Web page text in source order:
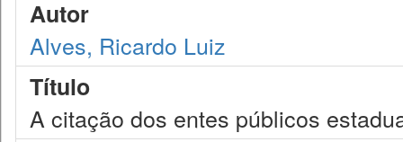
Autor
Alves, Ricardo Luiz
Título
A citação dos entes públicos